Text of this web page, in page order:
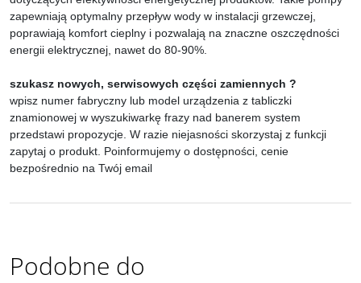
zapewniają optymalny przepływ wody w instalacji grzewczej,
poprawiają komfort cieplny i pozwalają na znaczne oszczędności
energii elektrycznej, nawet do 80-90%.
szukasz nowych, serwisowych części zamiennych ?
wpisz numer fabryczny lub model urządzenia z tabliczki
znamionowej w wyszukiwarkę frazy nad banerem system
przedstawi propozycje. W razie niejasności skorzystaj z funkcji
zapytaj o produkt. Poinformujemy o dostępności, cenie
bezpośrednio na Twój email
Podobne do